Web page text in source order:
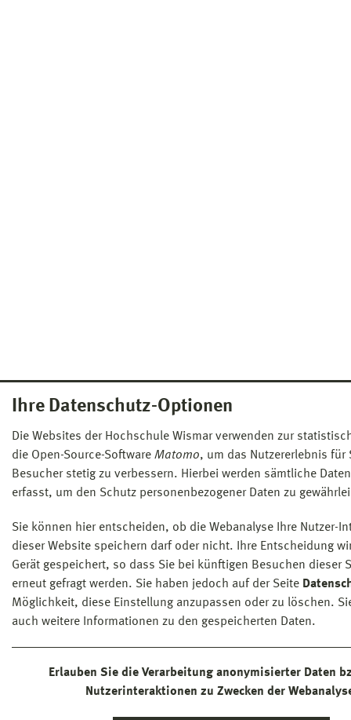
Ihre Datenschutz-Optionen
Die Websites der Hochschule Wismar verwenden zur
die Open-Source-Software Matomo, um das Nutzererlebnis für
Besucher stetig zu verbessern. Hierbei werden sämtliche
erfasst, um den Schutz personenbezogener Daten zu
Sie können hier entscheiden, ob die Webanalyse Ihre Nutzer-
dieser Website speichern darf oder nicht. Ihre Entscheidung
Gerät gespeichert, so dass Sie bei künftigen Besuchen dieser
erneut gefragt werden. Sie haben jedoch auf der Seite
Möglichkeit, diese Einstellung anzupassen oder zu löschen.
auch weitere Informationen zu den gespeicherten Daten.
Erlauben Sie die Verarbeitung anonymisierter Daten
Nutzerinteraktionen zu Zwecken der